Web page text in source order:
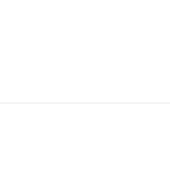
명)을 대상으로 대단위 설문 조사를
구를 수행하였고 그 결과 분석을 통
연구의 결과는 크게 세
이가 많았다. 또한 교양 리포트와 전
장 많이 부과되는 것으로 드러났지만